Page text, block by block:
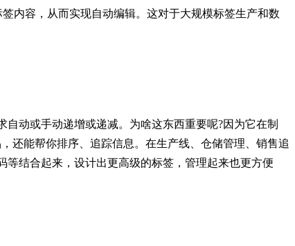
内容，从而实现自动编辑。这对于大规模标签生产和数
动或手动递增或递减。为啥这东西重要呢?因为它在制
还能帮你排序、追踪信息。在生产线、仓储管理、销售追
等结合起来，设计出更高级的标签，管理起来也更方便